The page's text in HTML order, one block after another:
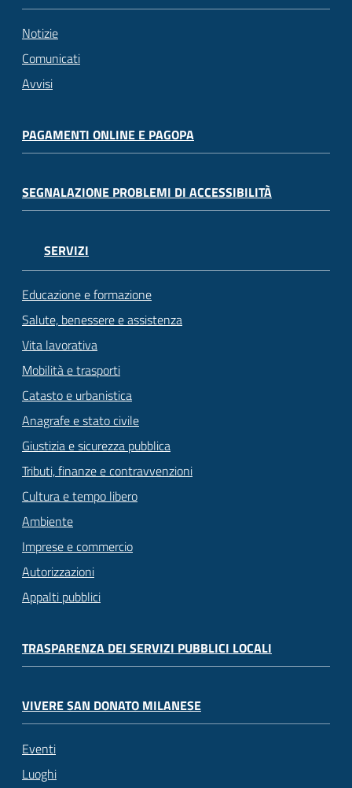
Notizie
Comunicati
Avvisi
PAGAMENTI ONLINE E PAGOPA
SEGNALAZIONE PROBLEMI DI ACCESSIBILITÀ
SERVIZI
Educazione e formazione
Salute, benessere e assistenza
Vita lavorativa
Mobilità e trasporti
Catasto e urbanistica
Anagrafe e stato civile
Giustizia e sicurezza pubblica
Tributi, finanze e contravvenzioni
Cultura e tempo libero
Ambiente
Imprese e commercio
Autorizzazioni
Appalti pubblici
TRASPARENZA DEI SERVIZI PUBBLICI LOCALI
VIVERE SAN DONATO MILANESE
Eventi
Luoghi